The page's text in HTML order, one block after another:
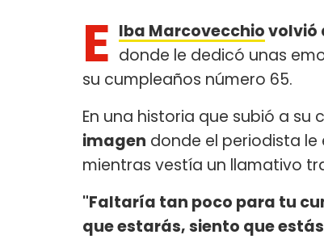
E lba Marcovecchiovolvió
donde le dedicó unas
su cumpleaños número 65.
En una historia que subió a su
imagen donde el periodista
mientras vestía un llamativo
"Faltaría tan poco para tu
que estarás, siento que